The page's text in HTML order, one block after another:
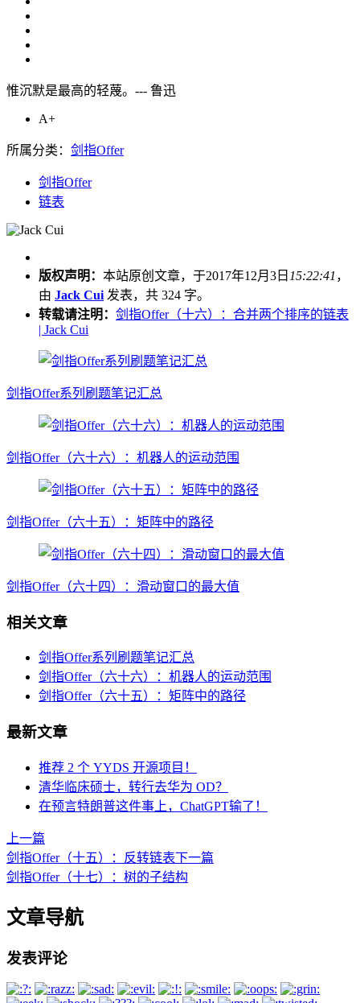
惟沉默是最高的轻蔑。--- 鲁迅
A+
所属分类： 剑指Offer
剑指Offer
链表
版权声明： 本站原创文章，于2017年12月3日 15:22:41 ，
由 Jack Cui 发表，共 324 字。
转载请注明： 剑指Offer（十六）：合并两个排序的链表
| Jack Cui
剑指Offer系列刷题笔记汇总
剑指Offer（六十六）：机器人的运动范围
剑指Offer（六十五）：矩阵中的路径
剑指Offer（六十四）：滑动窗口的最大值
相关文章
剑指Offer系列刷题笔记汇总
剑指Offer（六十六）：机器人的运动范围
剑指Offer（六十五）：矩阵中的路径
最新文章
推荐 2 个 YYDS 开源项目！
清华临床硕士，转行去华为 OD？
在预言特朗普这件事上，ChatGPT输了！
上一篇
剑指Offer（十五）：反转链表下一篇
剑指Offer（十七）：树的子结构
文章导航
发表评论